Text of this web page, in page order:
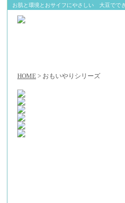
お肌と環境とおサイフにやさしい 大豆でで
HOME > おもいやりシリーズ